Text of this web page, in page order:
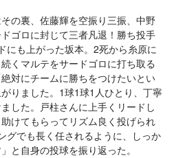
の裏、佐藤輝を空振り三振、中野
ゴロに封じて三者凡退！勝ち投手
にも上がった坂本。2死から糸原に
くマルテをサードゴロに打ち取る
対にチームに勝ちをつけたいとい
りました。1球1球1人ひとり、丁寧
した。戸柱さんに上手くリードし
けてもらってリズム良く投げられ
グでも長く任されるように、しっか
と自身の投球を振り返った。